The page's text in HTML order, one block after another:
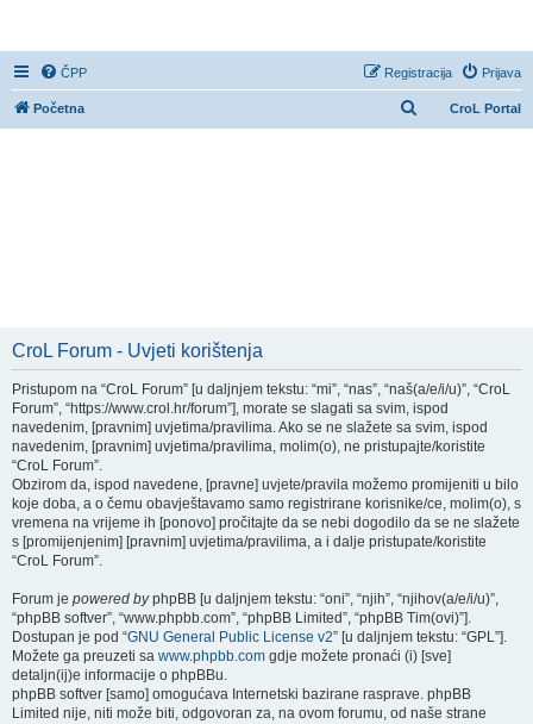
ČPP Prijava
Registracija
CroL Portal
Početna
CroL Forum - Uvjeti korištenja
Pristupom na “CroL Forum” [u daljnjem tekstu: “mi”, “nas”, “naš(a/e/i/u)”, “CroL
Forum”, “https://www.crol.hr/forum”], morate se slagati sa svim, ispod
navedenim, [pravnim] uvjetima/pravilima. Ako se ne slažete sa svim, ispod
navedenim, [pravnim] uvjetima/pravilima, molim(o), ne pristupajte/koristite
“CroL Forum”.
Obzirom da, ispod navedene, [pravne] uvjete/pravila možemo promijeniti u bilo
koje doba, a o čemu obavještavamo samo registrirane korisnike/ce, molim(o), s
vremena na vrijeme ih [ponovo] pročitajte da se nebi dogodilo da se ne slažete
s [promijenjenim] [pravnim] uvjetima/pravilima, a i dalje pristupate/koristite
“CroL Forum”.
Forum je powered byphpBB [u daljnjem tekstu: “oni”, “njih”, “njihov(a/e/i/u)”,
“phpBB softver”, “www.phpbb.com”, “phpBB Limited”, “phpBB Tim(ovi)”].
Dostupan je pod “GNU General Public License v2” [u daljnjem tekstu: “GPL”].
Možete ga preuzeti sa www.phpbb.com gdje možete pronaći (i) [sve]
detaljn(ij)e informacije o phpBBu.
phpBB softver [samo] omogućava Internetski bazirane rasprave. phpBB
Limited nije, niti može biti, odgovoran za, na ovom forumu, od naše strane